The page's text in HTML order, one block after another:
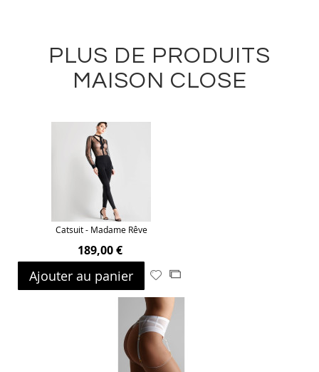
PLUS DE PRODUITS
MAISON CLOSE
Catsuit - Madame Rêve
189,00 €
Ajouter au panier
Ajouter
ma
liste
d’envie
Ajouter